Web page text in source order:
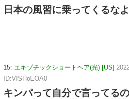
日本の風習に乗ってくるな
15: エキゾチックショートヘア(光) [US]
ID:VISHoEOA0
キンパって自分で言ってる